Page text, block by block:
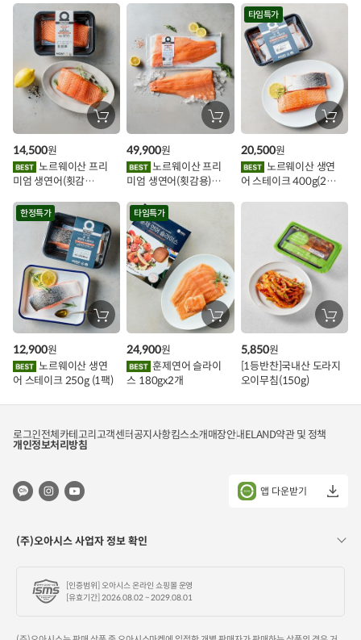
시
인
이
트
장
바
에
담
노르웨이산 프리
미엄 생연어(횟감
14,500원
장
바
에
담
기
노르웨이산 프리
미엄 생연어(횟감용)
49,900원
타임특가
장
바
에
담
기
어 스테이크 400g(2조
20,500원
한정특가
장
바
에
담
기
노르웨이산 생연
어 스테이크 250g (1팩)
12,900원
타임특가
장
바
에
담
훈제연어 슬라이
스 180gx2개
24,900원
장
바
에
담
[1등반찬]국내산 도라지
오이무침(150g)
5,850원
로그인전체카테고리고객센터공지사항킴스소개매장안내ELAND약관 및 정책
개인정보처리방침
앱 다운받기
(주)오아시스 사업자 정보 확인
[인증범위] 오아시스 온라인 쇼핑몰 운영
[유효기간] 2026.08.02 ~ 2029.08.01